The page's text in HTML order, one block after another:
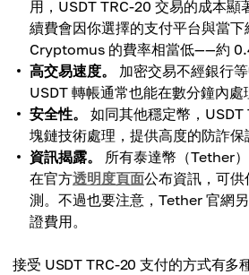
用，USDT TRC-20 交易的成本顯
續費會因你選擇的支付平台與當
Cryptomus 的費率相當低——約
高交易速度。
加密交易不經銀行
USDT 轉帳通常也能在數分鐘內處
安全性。
如同其他穩定幣，
塊鏈技術處理，提供高度的防詐保
資訊揭露。
所有泰達幣（Tether
在官方透明度頁面公布資訊，可
測。不過也要注意，Tether 官網
證費用。
接受 USDT TRC-20 支付的方式有多